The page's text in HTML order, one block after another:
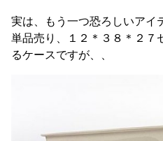
実は、もう一つ恐ろしいアイ
単品売り、１２＊３８＊２７
るケースですが、、